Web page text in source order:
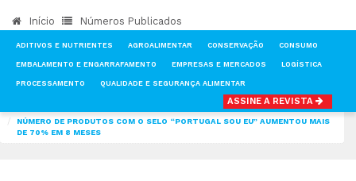
Início Números Publicados
ADITIVOS E NUTRIENTES AGROALIMENTAR CONSERVAÇÃO CONSUMO
EMBALAMENTO E ENGARRAFAMENTO EMPRESAS E MERCADOS LOGÍSTICA
PROCESSAMENTO QUALIDADE E SEGURANÇA ALIMENTAR
ASSINE A REVISTA
NÚMERO DE PRODUTOS COM O SELO “PORTUGAL SOU EU” AUMENTOU MAIS
DE 70% EM 8 MESES